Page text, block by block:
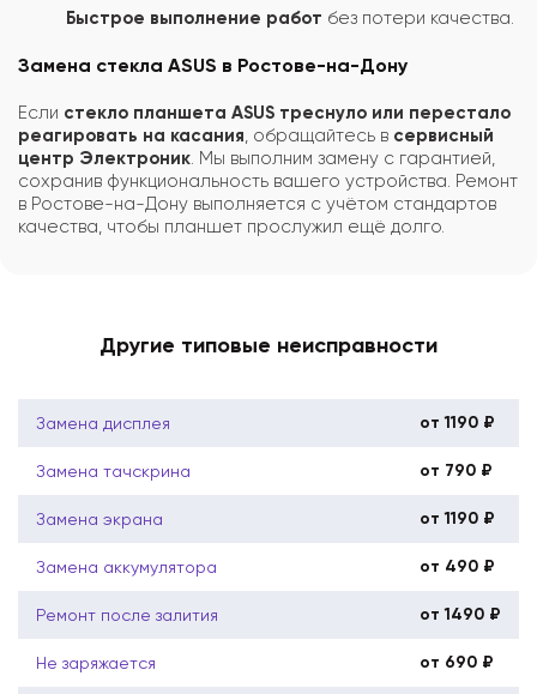
Быстрое выполнение работ без потери качества.
Замена стекла ASUS в Ростове-на-Дону
Если стекло планшета ASUS треснуло или перестало
реагировать на касания , обращайтесь в сервисный
центр Электроник . Мы выполним замену с гарантией,
сохранив функциональность вашего устройства. Ремонт
в Ростове-на-Дону выполняется с учётом стандартов
качества, чтобы планшет прослужил ещё долго.
Другие типовые неисправности
Замена дисплея от 1190 ₽
Замена тачскрина от 790 ₽
Замена экрана от 1190 ₽
Замена аккумулятора от 490 ₽
Ремонт после залития от 1490 ₽
Не заряжается от 690 ₽